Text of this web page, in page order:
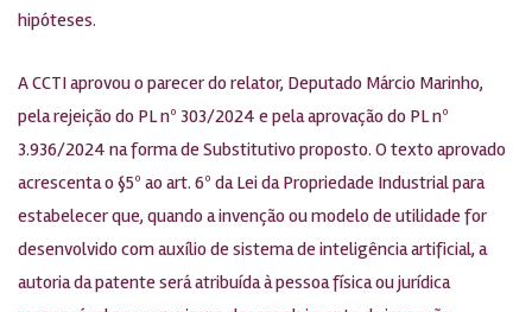
hipóteses.
A CCTI aprovou o parecer do relator, Deputado Márcio Marinho,
pela rejeição do PL nº 303/2024 e pela aprovação do PL nº
3.936/2024 na forma de Substitutivo proposto. O texto aprovado
acrescenta o §5º ao art. 6º da Lei da Propriedade Industrial para
estabelecer que, quando a invenção ou modelo de utilidade for
desenvolvido com auxílio de sistema de inteligência artificial, a
autoria da patente será atribuída à pessoa física ou jurídica